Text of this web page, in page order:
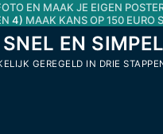
EN MAAK JE EIGEN
4) MAAK KANS OP 150 EURO
EN
GEREGELD IN DRIE